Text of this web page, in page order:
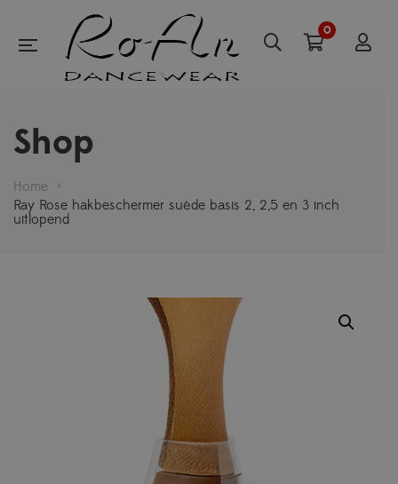
0
Shop
Home >
Ray Rose hakbeschermer suède basis 2, 2,5 en 3 inch
uitlopend